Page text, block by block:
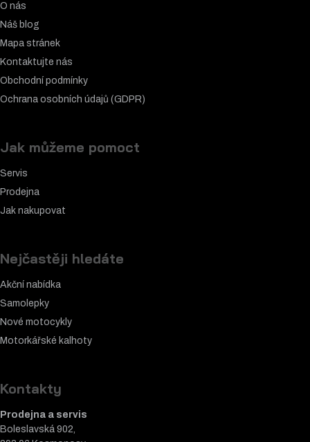
O nás
Náš blog
Mapa stránek
Kontaktujte nás
Obchodní podmínky
Ochrana osobních údajů (GDPR)
Jak můžeme pomoct
Servis
Prodejna
Jak nakupovat
Nejčastěji hledáte
Akční nabídka
Samolepky
Nové motocykly
Motorkářské kalhoty
Kontakty
Prodejna a servis
Boleslavská 902,